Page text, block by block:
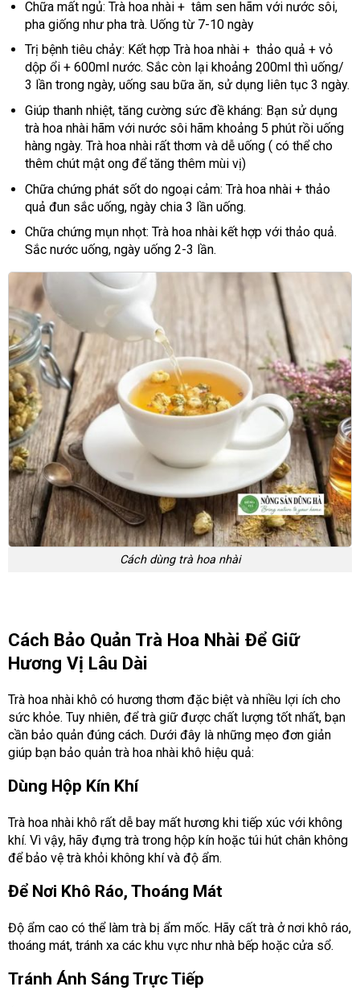
Chữa mất ngủ: Trà hoa nhài + tâm sen hãm với nước sôi,
pha giống như pha trà. Uống từ 7-10 ngày
Trị bệnh tiêu chảy: Kết hợp Trà hoa nhài + thảo quả + vỏ
dộp ổi + 600ml nước. Sắc còn lại khoảng 200ml thì uống/
3 lần trong ngày, uống sau bữa ăn, sử dụng liên tục 3 ngày.
Giúp thanh nhiệt, tăng cường sức đề kháng: Bạn sử dụng
trà hoa nhài hãm với nước sôi hãm khoảng 5 phút rồi uống
hàng ngày. Trà hoa nhài rất thơm và dễ uống ( có thể cho
thêm chút mật ong để tăng thêm mùi vị)
Chữa chứng phát sốt do ngoại cảm: Trà hoa nhài + thảo
quả đun sắc uống, ngày chia 3 lần uống.
Chữa chứng mụn nhọt: Trà hoa nhài kết hợp với thảo quả.
Sắc nước uống, ngày uống 2-3 lần.
Cách dùng trà hoa nhài
Cách Bảo Quản Trà Hoa Nhài Để Giữ
Hương Vị Lâu Dài
Trà hoa nhài khô có hương thơm đặc biệt và nhiều lợi ích cho
sức khỏe. Tuy nhiên, để trà giữ được chất lượng tốt nhất, bạn
cần bảo quản đúng cách. Dưới đây là những mẹo đơn giản
giúp bạn bảo quản trà hoa nhài khô hiệu quả:
Dùng Hộp Kín Khí
Trà hoa nhài khô rất dễ bay mất hương khi tiếp xúc với không
khí. Vì vậy, hãy đựng trà trong hộp kín hoặc túi hút chân không
để bảo vệ trà khỏi không khí và độ ẩm.
Để Nơi Khô Ráo, Thoáng Mát
Độ ẩm cao có thể làm trà bị ẩm mốc. Hãy cất trà ở nơi khô ráo,
thoáng mát, tránh xa các khu vực như nhà bếp hoặc cửa sổ.
Tránh Ánh Sáng Trực Tiếp